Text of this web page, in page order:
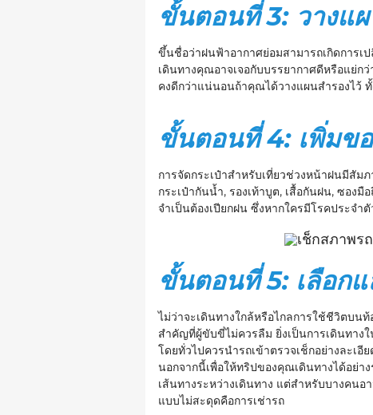
ขั้นตอนที่ 3: วางแ
ขึ้นชื่อว่าฝนฟ้าอากาศย่อมสามารถเกิดการเ
เดินทางคุณอาจเจอกับบรรยากาศดีหรือแย่ก
คงดีกว่าแน่นอนถ้าคุณได้วางแผนสำรองไว้ ทั้
ขั้นตอนที่ 4: เพิ่มขอ
การจัดกระเป๋าสำหรับเที่ยวช่วงหน้าฝนมีสัม
กระเป๋ากันน้ำ, รองเท้าบูต, เสื้อกันฝน, ซอง
จำเป็นต้องเปียกฝน ซึ่งหากใครมีโรคประจำ
ขั้นตอนที่ 5: เลือก
ไม่ว่าจะเดินทางใกล้หรือไกลการใช้ชีวิตบน
สำคัญที่ผู้ขับขี่ไม่ควรลืม ยิ่งเป็นการเดินทาง
โดยทั่วไปควรนำรถเข้าตรวจเช็กอย่างละเอี
นอกจากนี้เพื่อให้ทริปของคุณเดินทางได้อย่
เส้นทางระหว่างเดินทาง แต่สำหรับบางคน
แบบไม่สะดุดคือการเช่ารถ